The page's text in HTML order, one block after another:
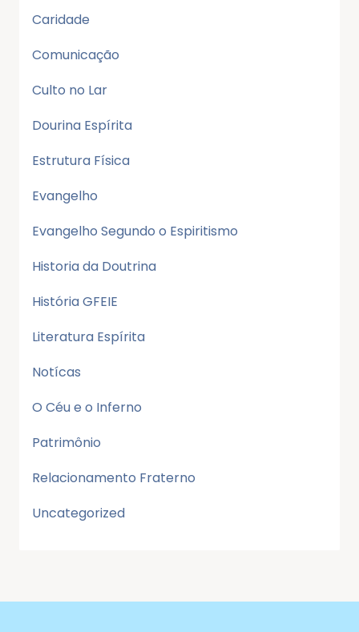
Caridade
Comunicação
Culto no Lar
Dourina Espírita
Estrutura Física
Evangelho
Evangelho Segundo o Espiritismo
Historia da Doutrina
História GFEIE
Literatura Espírita
Notícas
O Céu e o Inferno
Patrimônio
Relacionamento Fraterno
Uncategorized